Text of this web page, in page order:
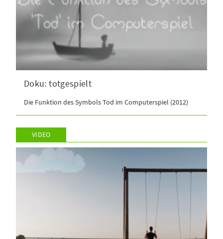
Doku: totgespielt
Die Funktion des Symbols Tod im Computerspiel (2012)
VIDEO